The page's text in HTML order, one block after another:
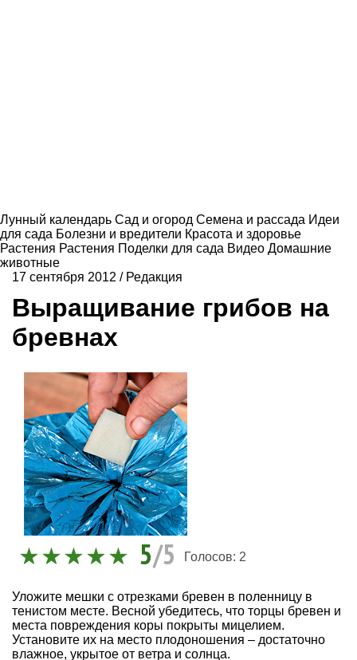
Лунный календарь Сад и огород Семена и рассада Идеи
для сада Болезни и вредители Красота и здоровье
Растения Растения Поделки для сада Видео Домашние
животные
17 сентября 2012 / Редакция
Выращивание грибов на
бревнах
5/5 Голосов: 2
Уложите мешки с отрезками бревен в поленницу в
тенистом месте. Весной убедитесь, что торцы бревен и
места повреждения коры покрыты мицелием.
Установите их на место плодоношения – достаточно
влажное, укрытое от ветра и солнца.